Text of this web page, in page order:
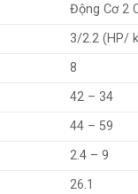
Động Cơ 2
3/2.2 (HP/
8
42 – 34
44 – 59
2.4 – 9
26.1